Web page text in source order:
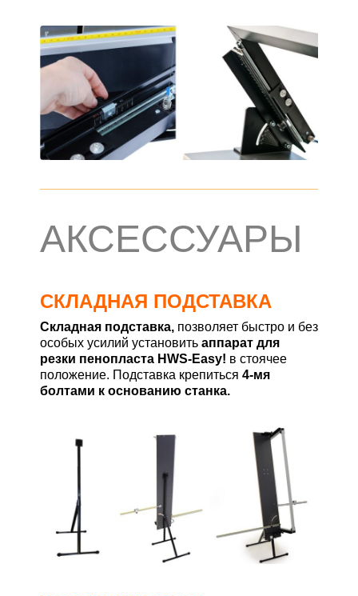
АКСЕССУАРЫ
СКЛАДНАЯ ПОДСТАВКА
Складная подставка, позволяет быстро и без
особых усилий установить аппарат для
резки пенопласта HWS-Easy! в стоячее
положение. Подставка крепиться 4-мя
болтами к основанию станка.